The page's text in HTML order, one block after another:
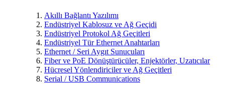
Akıllı Bağlantı Yazılımı
Endüstriyel Kablosuz ve Ağ Geçidi
Endüstriyel Protokol Ağ Geçitleri
Endüstriyel Tür Ethernet Anahtarları
Ethernet / Seri Aygıt Sunucuları
Fiber ve PoE Dönüştürücüler, Enjektörler, Uzatıcılar
Hücresel Yönlendiriciler ve Ağ Geçitleri
Serial / USB Communications